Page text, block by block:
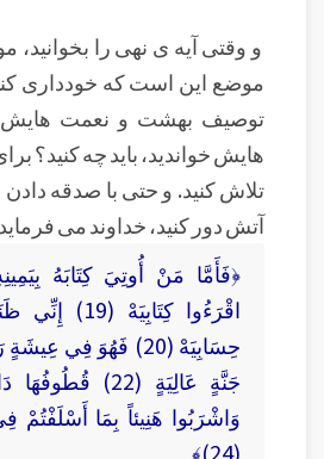
و وقتی آیه ی نهی را
موضع این است که خودداری
توصیف بهشت و نعمت هایش
هایش خواندید، باید چه کنید؟
تلاش کنید. و حتی با صدقه دادن
آتش دور کنید، خداوند می
﴿فَأَمَّا مَنْ أُوتِيَ كِتَابَهُ
اقْرَءُوا
وَاشْرَبُوا هَنِيئاً بِمَا أَسْلَفْتُمْ
(24)﴾